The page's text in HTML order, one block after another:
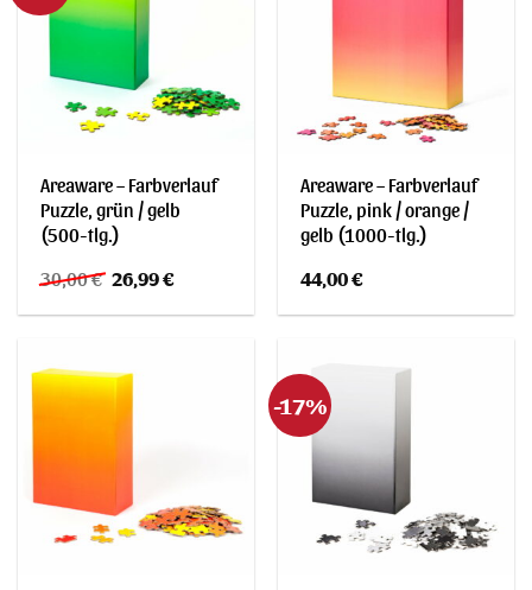
Areaware – Farbverlauf
Puzzle, grün / gelb
(500-tlg.)
30,00€ Ursprünglicher
Preis
war:
26,99€Aktueller
ist:
Areaware – Farbverlauf
Puzzle, pink / orange /
gelb (1000-tlg.)
44,00€
-17%